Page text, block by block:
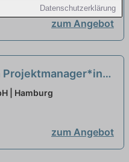
Datenschutzerklärung
zum Angebot
&
| Hamburg
zum Angebot